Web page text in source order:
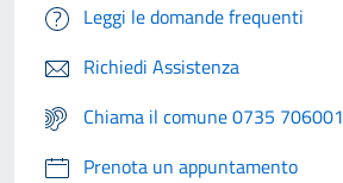
Leggi le domande frequenti
Richiedi Assistenza
Chiama il comune 0735 706001
Prenota un appuntamento